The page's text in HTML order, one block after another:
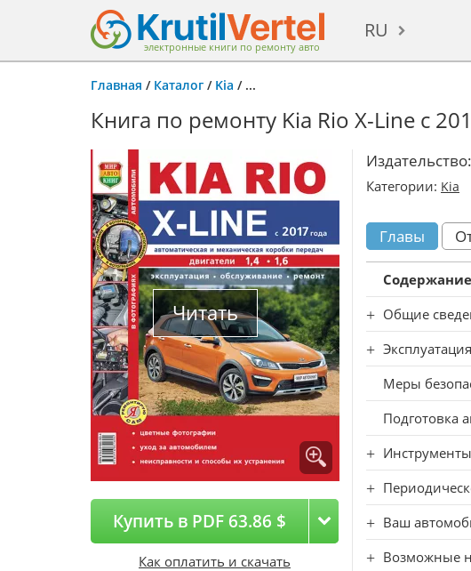
электронные книги по ремонту авто
RU
Главная / Каталог / Kia / ...
Книга по ремонту Kia Rio X-Line с
Читать
Купить в PDF 63.86 $
Как оплатить и скачать
Издательство:
Категории: Kia
Главы
Содержание
Общие
Меры
Подготовка
Ваш
Возможные